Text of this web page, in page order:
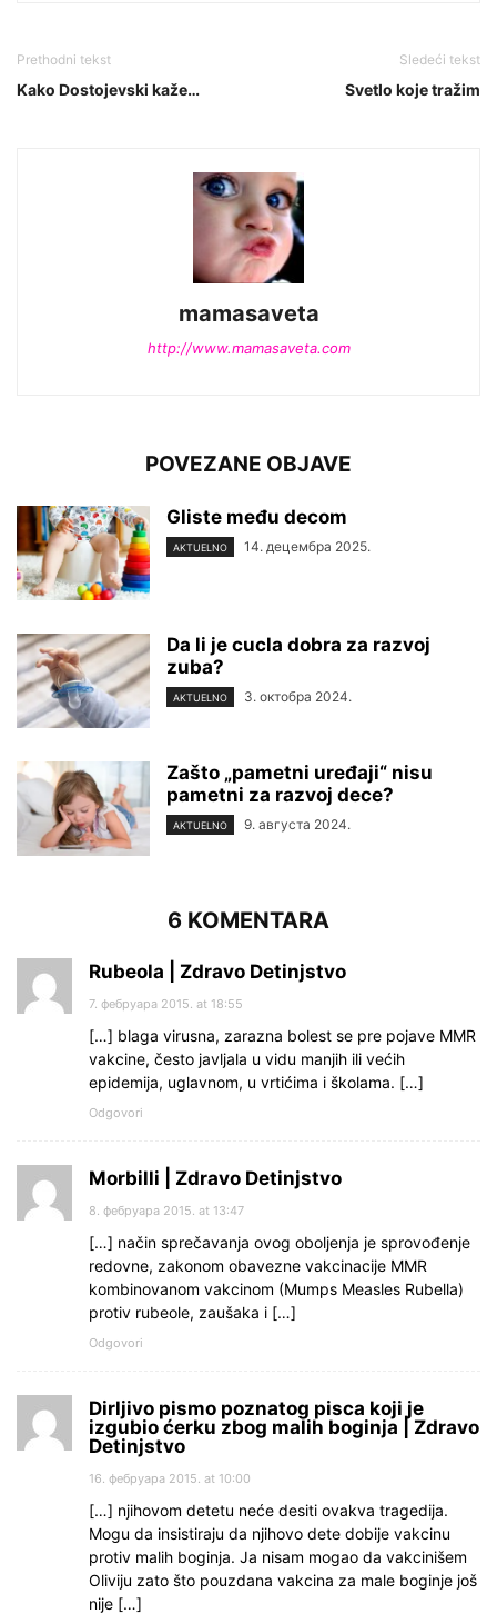
Prethodni tekst
Kako Dostojevski kaže…
Sledeći tekst
Svetlo koje tražim
mamasaveta
http://www.mamasaveta.com
POVEZANE OBJAVE
Gliste među decom
AKTUELNO 14. децембра 2025.
Da li je cucla dobra za razvoj
zuba?
AKTUELNO 3. октобра 2024.
Zašto „pametni uređaji“ nisu
pametni za razvoj dece?
AKTUELNO 9. августа 2024.
6 KOMENTARA
Rubeola | Zdravo Detinjstvo
7. фебруара 2015. at 18:55
[…] blaga virusna, zarazna bolest se pre pojave MMR
vakcine, često javljala u vidu manjih ili većih
epidemija, uglavnom, u vrtićima i školama. […]
Odgovori
Morbilli | Zdravo Detinjstvo
8. фебруара 2015. at 13:47
[…] način sprečavanja ovog oboljenja je sprovođenje
redovne, zakonom obavezne vakcinacije MMR
kombinovanom vakcinom (Mumps Measles Rubella)
protiv rubeole, zaušaka i […]
Odgovori
Dirljivo pismo poznatog pisca koji je
izgubio ćerku zbog malih boginja | Zdravo
Detinjstvo
16. фебруара 2015. at 10:00
[…] njihovom detetu neće desiti ovakva tragedija.
Mogu da insistiraju da njihovo dete dobije vakcinu
protiv malih boginja. Ja nisam mogao da vakcinišem
Oliviju zato što pouzdana vakcina za male boginje još
nije […]